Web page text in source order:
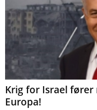
Krig for Israel
Europa!